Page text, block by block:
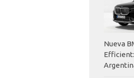
Nueva